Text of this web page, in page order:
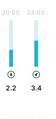
20:00
2.2
23:00
3.4